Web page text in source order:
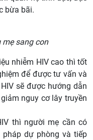
bừa bãi.
mẹ sang con
nhiễm HIV cao thì tốt
để được tư vấn và
sẽ được hướng dẫn
nguy cơ lây truyền
thì người mẹ cần có
dự phòng và tiếp